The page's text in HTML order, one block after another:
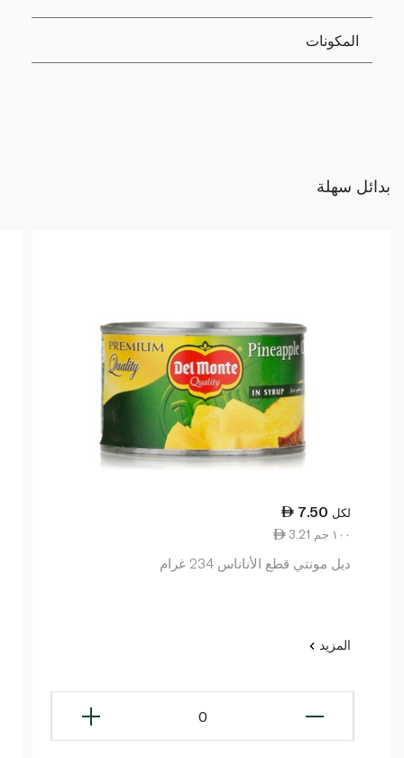
المكونات
بدائل سهلة
7.50 لكل
3.21 ١٠٠ جم
ديل مونتي قطع الأناناس 234 غرام
المزيد
0